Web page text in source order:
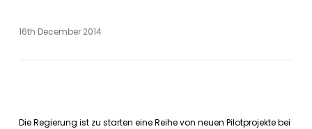
16th December 2014
Die Regierung ist zu starten eine Reihe von neuen Pilotprojekte bei